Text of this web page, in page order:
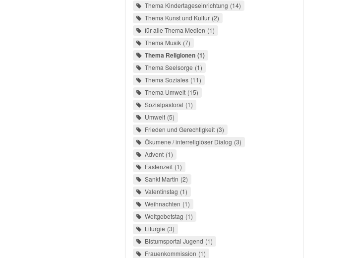
Thema Kindertageseinrichtung 14
Thema Kunst und Kultur 2
für alle Thema Medien 1
Thema Musik 7
Thema Religionen 1
Thema Seelsorge 1
Thema Soziales 11
Thema Umwelt 15
Sozialpastoral 1
Umwelt 5
Frieden und Gerechtigkeit 3
Ökumene / interreligiöser Dialog 3
Advent 1
Fastenzeit 1
Sankt Martin 2
Valentinstag 1
Weihnachten 1
Weltgebetstag 1
Liturgie 3
Bistumsportal Jugend 1
Frauenkommission 1